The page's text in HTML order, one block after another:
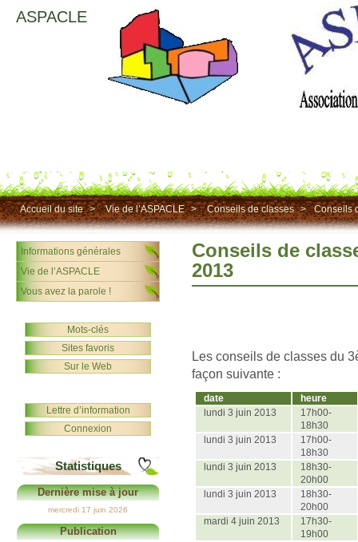
ASPACLE
Accueil du site > Vie de l’ASPACLE > Conseils de classes > Conseils
Conseils de
2013
Les conseils de classes du
façon suivante :
date
heure
lundi 3 juin 2013
17h00-
18h30
lundi 3 juin 2013
17h00-
18h30
lundi 3 juin 2013
18h30-
20h00
lundi 3 juin 2013
18h30-
20h00
mardi 4 juin 2013
17h30-
19h00
Informations générales
Vie de l’ASPACLE
Vous avez la parole !
Mots-clés
Sites favoris
Sur le Web
Lettre d’information
Connexion
Statistiques
Dernière mise à jour
mercredi 17 juin 2026
Publication